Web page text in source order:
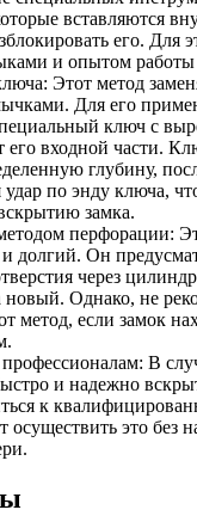
вставляются
его. Для
и опытом
Этот метод
Для его
ключ с
его входной части.
глубину,
удар по энду ключа,
замка.
перфорации:
долгий. Он
через
новый. Однако, не
метод, если замок
В
и надежно
к
осуществить это без